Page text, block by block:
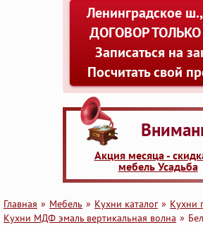
Ленинградское
ДОГОВОР ТОЛЬКО
Записаться на
Посчитать свой
Акция месяца -
мебель Усадьба
Главная Мебель Кухни каталог
Кухни
Кухни МДФ эмаль вертикальная волна